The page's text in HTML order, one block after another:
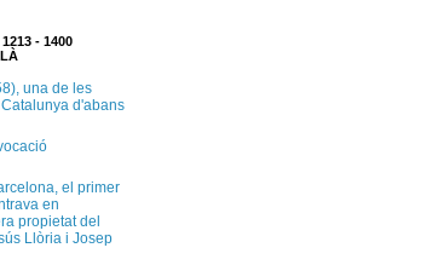
- 1400
una de les
d'abans
el primer
en
propietat del
Llòria i Josep